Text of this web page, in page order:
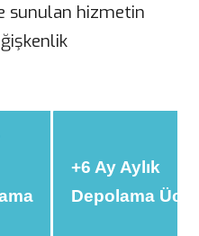
sunulan hizmetin
+6 Ay Aylık
Depolama